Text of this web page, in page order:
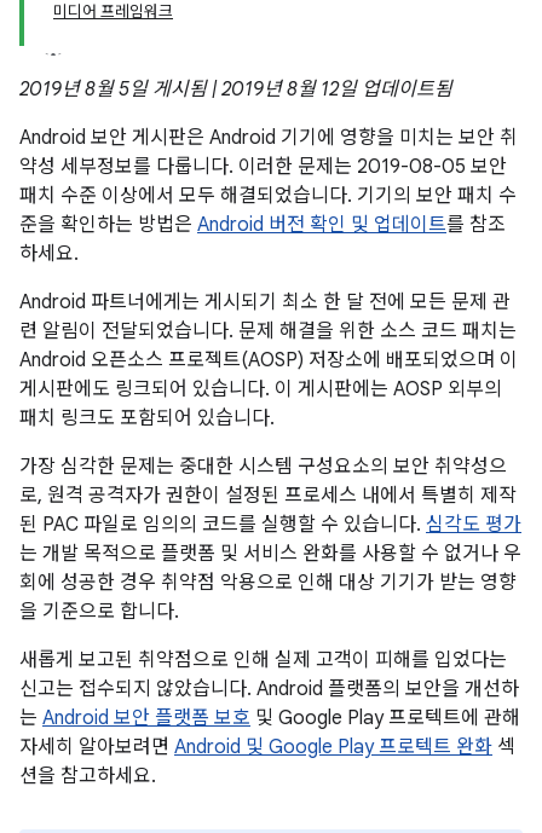
미디어 프레임워크
2019년 8월 5일 게시됨 | 2019년 8월 12일 업데이트됨
Android 보안 게시판은 Android 기기에 영향을 미치는 보안 취
약성 세부정보를 다룹니다. 이러한 문제는 2019-08-05 보안
패치 수준 이상에서 모두 해결되었습니다. 기기의 보안 패치 수
준을 확인하는 방법은 Android 버전 확인 및 업데이트를 참조
하세요.
Android 파트너에게는 게시되기 최소 한 달 전에 모든 문제 관
련 알림이 전달되었습니다. 문제 해결을 위한 소스 코드 패치는
Android 오픈소스 프로젝트(AOSP) 저장소에 배포되었으며 이
게시판에도 링크되어 있습니다. 이 게시판에는 AOSP 외부의
패치 링크도 포함되어 있습니다.
가장 심각한 문제는 중대한 시스템 구성요소의 보안 취약성으
로, 원격 공격자가 권한이 설정된 프로세스 내에서 특별히 제작
된 PAC 파일로 임의의 코드를 실행할 수 있습니다. 심각도 평가
는 개발 목적으로 플랫폼 및 서비스 완화를 사용할 수 없거나 우
회에 성공한 경우 취약점 악용으로 인해 대상 기기가 받는 영향
을 기준으로 합니다.
새롭게 보고된 취약점으로 인해 실제 고객이 피해를 입었다는
신고는 접수되지 않았습니다. Android 플랫폼의 보안을 개선하
는 Android 보안 플랫폼 보호 및 Google Play 프로텍트에 관해
자세히 알아보려면 Android 및 Google Play 프로텍트 완화 섹
션을 참고하세요.